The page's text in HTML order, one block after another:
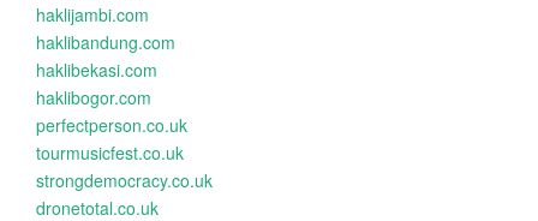
haklijambi.com
haklibandung.com
haklibekasi.com
haklibogor.com
perfectperson.co.uk
tourmusicfest.co.uk
strongdemocracy.co.uk
dronetotal.co.uk